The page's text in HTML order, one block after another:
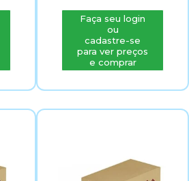
Faça seu login
ou
cadastre-se
para ver preços
e comprar